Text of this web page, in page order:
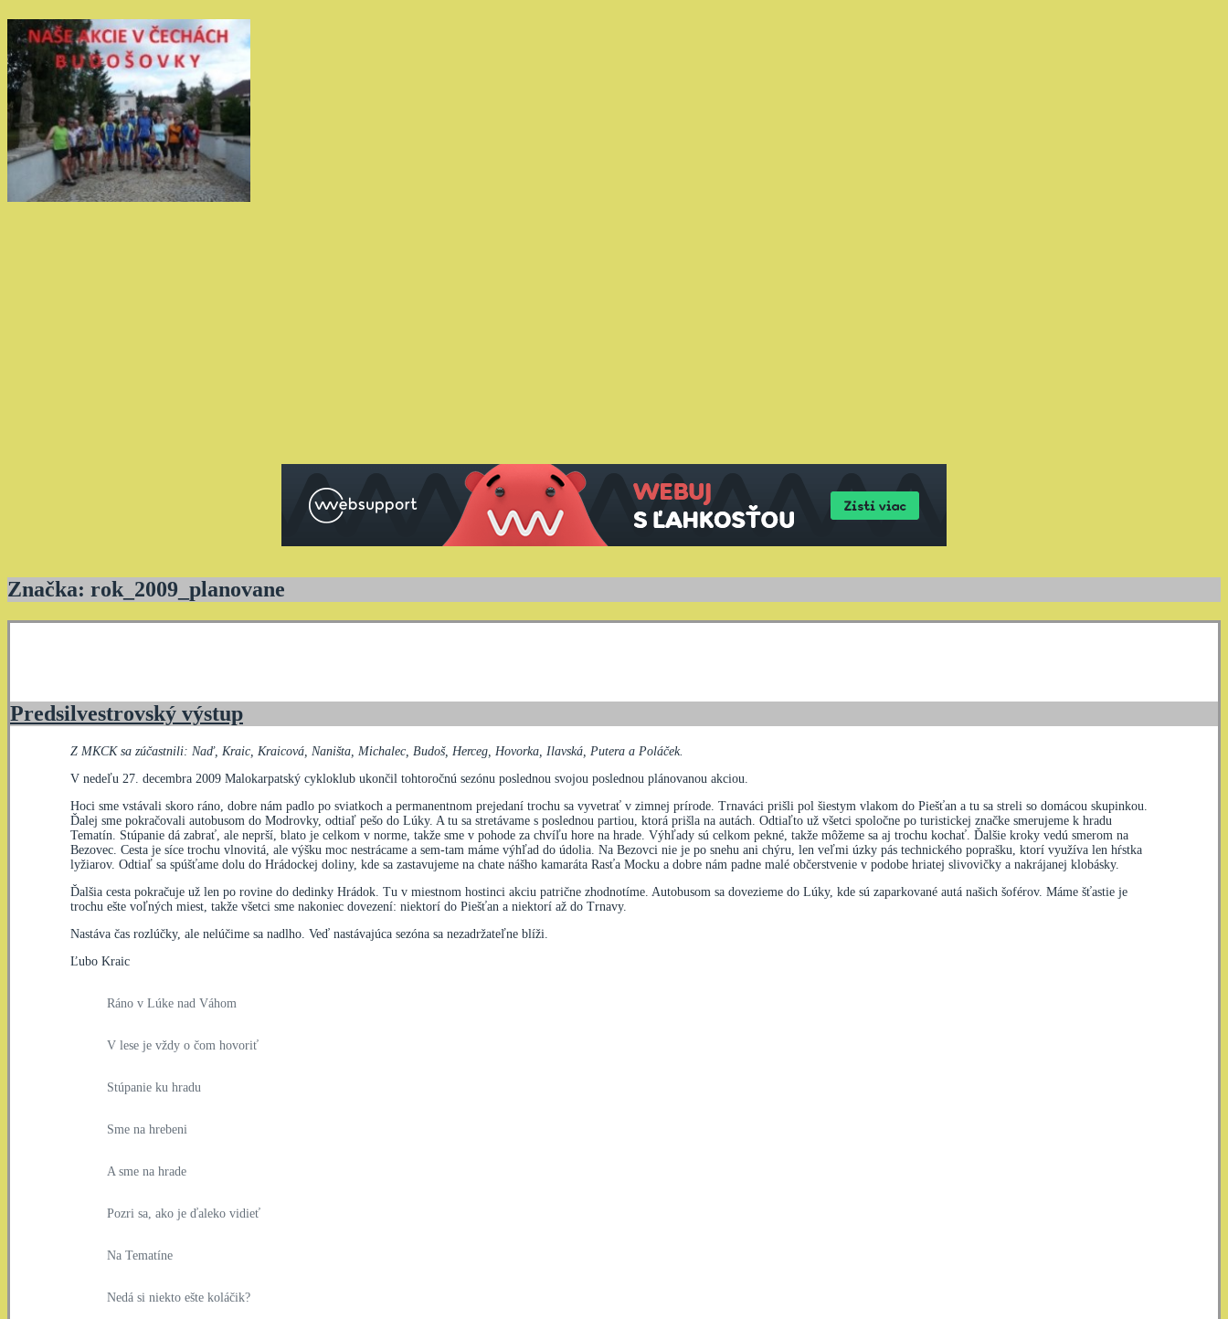
Značka: rok_2009_planovane
Predsilvestrovský výstup
Z MKCK sa zúčastnili: Naď, Kraic, Kraicová, Naništa, Michalec, Budoš, Herceg, Hovorka, Ilavská, Putera a Poláček.
V nedeľu 27. decembra 2009 Malokarpatský cykloklub ukončil tohtoročnú sezónu poslednou svojou poslednou plánovanou akciou.
Hoci sme vstávali skoro ráno, dobre nám padlo po sviatkoch a permanentnom prejedaní trochu sa vyvetrať v zimnej prírode. Trnaváci prišli pol šiestym vlakom do Piešťan a tu sa streli so domácou skupinkou.
Ďalej sme pokračovali autobusom do Modrovky, odtiaľ pešo do Lúky. A tu sa stretávame s poslednou partiou, ktorá prišla na autách. Odtiaľto už všetci spoločne po turistickej značke smerujeme k hradu
Tematín. Stúpanie dá zabrať, ale neprší, blato je celkom v norme, takže sme v pohode za chvíľu hore na hrade. Výhľady sú celkom pekné, takže môžeme sa aj trochu kochať. Ďalšie kroky vedú smerom na
Bezovec. Cesta je síce trochu vlnovitá, ale výšku moc nestrácame a sem-tam máme výhľad do údolia. Na Bezovci nie je po snehu ani chýru, len veľmi úzky pás technického poprašku, ktorí využíva len hŕstka
lyžiarov. Odtiaľ sa spúšťame dolu do Hrádockej doliny, kde sa zastavujeme na chate nášho kamaráta Rasťa Mocku a dobre nám padne malé občerstvenie v podobe hriatej slivovičky a nakrájanej klobásky.
Ďalšia cesta pokračuje už len po rovine do dedinky Hrádok. Tu v miestnom hostinci akciu patrične zhodnotíme. Autobusom sa dovezieme do Lúky, kde sú zaparkované autá našich šoférov. Máme šťastie je
trochu ešte voľných miest, takže všetci sme nakoniec dovezení: niektorí do Piešťan a niektorí až do Trnavy.
Nastáva čas rozlúčky, ale nelúčime sa nadlho. Veď nastávajúca sezóna sa nezadržateľne blíži.
Ľubo Kraic
Ráno v Lúke nad Váhom
V lese je vždy o čom hovoriť
Stúpanie ku hradu
Sme na hrebeni
A sme na hrade
Pozri sa, ako je ďaleko vidieť
Na Tematíne
Nedá si niekto ešte koláčik?